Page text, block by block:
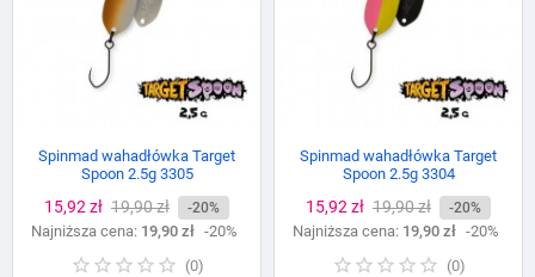
Spinmad wahadłówka Target
Spoon 2.5g 3305
Cena
15,92 zł Cena
podstawowa
19,90 zł -20%
Najniższa cena: 19,90 zł -20%
(0)
Spinmad wahadłówka Target
Spoon 2.5g 3304
Cena
15,92 zł Cena
podstawowa
19,90 zł -20%
Najniższa cena: 19,90 zł -20%
(0)